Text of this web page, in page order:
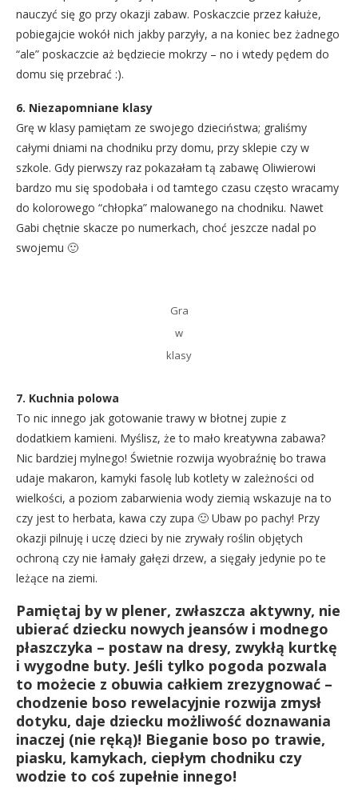
nauczyć się go przy okazji zabaw. Poskaczcie przez kałuże,
pobiegajcie wokół nich jakby parzyły, a na koniec bez żadnego
“ale” poskaczcie aż będziecie mokrzy – no i wtedy pędem do
domu się przebrać :).
6. Niezapomniane klasy
Grę w klasy pamiętam ze swojego dzieciństwa; graliśmy
całymi dniami na chodniku przy domu, przy sklepie czy w
szkole. Gdy pierwszy raz pokazałam tą zabawę Oliwierowi
bardzo mu się spodobała i od tamtego czasu często wracamy
do kolorowego “chłopka” malowanego na chodniku. Nawet
Gabi chętnie skacze po numerkach, choć jeszcze nadal po
swojemu 🙂
Gra
w
klasy
7. Kuchnia polowa
To nic innego jak gotowanie trawy w błotnej zupie z
dodatkiem kamieni. Myślisz, że to mało kreatywna zabawa?
Nic bardziej mylnego! Świetnie rozwija wyobraźnię bo trawa
udaje makaron, kamyki fasolę lub kotlety w zależności od
wielkości, a poziom zabarwienia wody ziemią wskazuje na to
czy jest to herbata, kawa czy zupa 🙂 Ubaw po pachy! Przy
okazji pilnuję i uczę dzieci by nie zrywały roślin objętych
ochroną czy nie łamały gałęzi drzew, a sięgały jedynie po te
leżące na ziemi.
Pamiętaj by w plener, zwłaszcza aktywny, nie
ubierać dziecku nowych jeansów i modnego
płaszczyka – postaw na dresy, zwykłą kurtkę
i wygodne buty. Jeśli tylko pogoda pozwala
to możecie z obuwia całkiem zrezygnować –
chodzenie boso rewelacyjnie rozwija zmysł
dotyku, daje dziecku możliwość doznawania
inaczej (nie ręką)! Bieganie boso po trawie,
piasku, kamykach, ciepłym chodniku czy
wodzie to coś zupełnie innego!